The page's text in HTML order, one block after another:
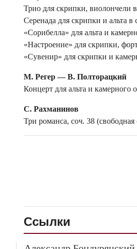
Трио для скрипки, виолончели
Серенада для скрипки и альта
«Сорибелла» для альта и
«Настроение» для скрипки,
«Сувенир» для скрипки и
М. Регер — В. Полторацкий
Концерт для альта и камерного
С. Рахманинов
Три романса, соч. 38
Ссылки